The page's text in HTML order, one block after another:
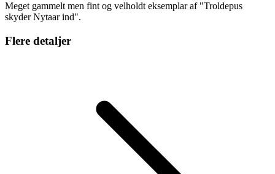
Meget gammelt men fint og velholdt eksemplar af "Troldepus
skyder Nytaar ind".
Flere detaljer